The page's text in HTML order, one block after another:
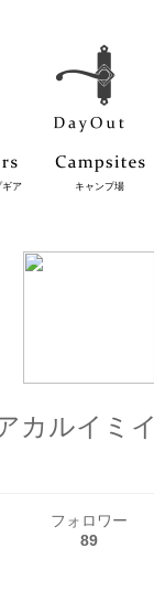
ギア キャンプ場
カルイミ
フォロワー
89